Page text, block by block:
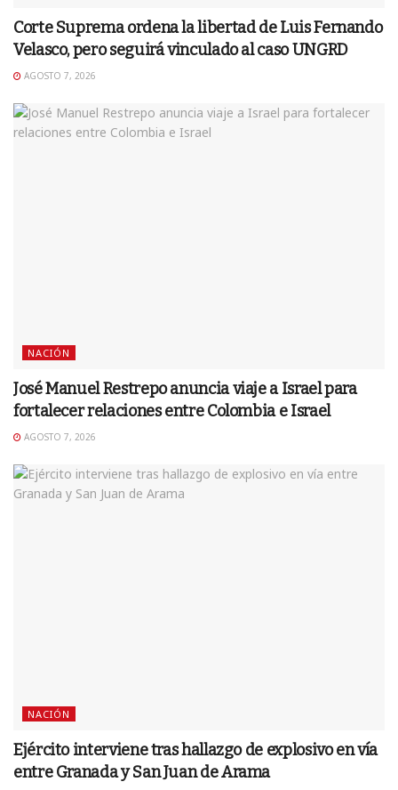
Corte Suprema ordena la libertad de Luis Fernando
Velasco, pero seguirá vinculado al caso UNGRD
AGOSTO 7, 2026
NACIÓN
José Manuel Restrepo anuncia viaje a Israel para
fortalecer relaciones entre Colombia e Israel
AGOSTO 7, 2026
NACIÓN
Ejército interviene tras hallazgo de explosivo en vía
entre Granada y San Juan de Arama